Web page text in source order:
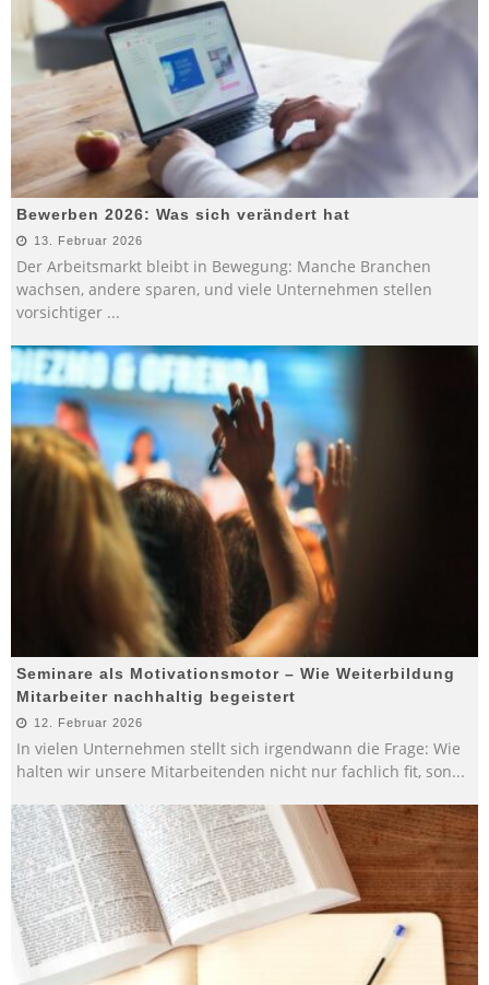
Bewerben 2026: Was sich verändert hat
13. Februar 2026
Der Arbeitsmarkt bleibt in Bewegung: Manche Branchen
wachsen, andere sparen, und viele Unternehmen stellen
vorsichtiger ...
Seminare als Motivationsmotor – Wie Weiterbildung
Mitarbeiter nachhaltig begeistert
12. Februar 2026
In vielen Unternehmen stellt sich irgendwann die Frage: Wie
halten wir unsere Mitarbeitenden nicht nur fachlich fit, son...